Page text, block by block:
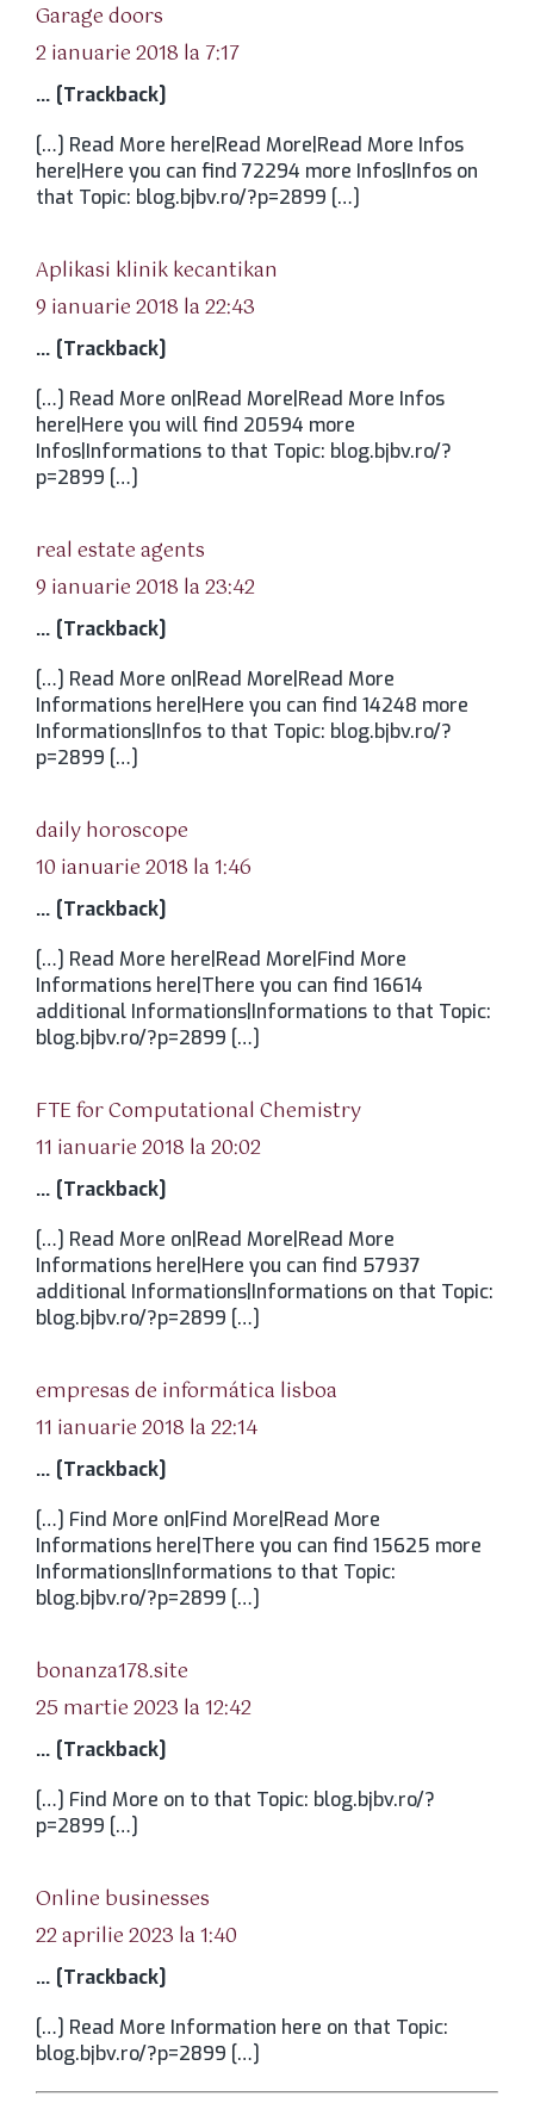
Garage doors
2 ianuarie 2018 la 7:17
… [Trackback]
[…] Read More here|Read More|Read More Infos
here|Here you can find 72294 more Infos|Infos on
that Topic: blog.bjbv.ro/?p=2899 […]
Aplikasi klinik kecantikan
9 ianuarie 2018 la 22:43
… [Trackback]
[…] Read More on|Read More|Read More Infos
here|Here you will find 20594 more
Infos|Informations to that Topic: blog.bjbv.ro/?
p=2899 […]
real estate agents
9 ianuarie 2018 la 23:42
… [Trackback]
[…] Read More on|Read More|Read More
Informations here|Here you can find 14248 more
Informations|Infos to that Topic: blog.bjbv.ro/?
p=2899 […]
daily horoscope
10 ianuarie 2018 la 1:46
… [Trackback]
[…] Read More here|Read More|Find More
Informations here|There you can find 16614
additional Informations|Informations to that Topic:
blog.bjbv.ro/?p=2899 […]
FTE for Computational Chemistryspune:
11 ianuarie 2018 la 20:02
… [Trackback]
[…] Read More on|Read More|Read More
Informations here|Here you can find 57937
additional Informations|Informations on that Topic:
blog.bjbv.ro/?p=2899 […]
empresas de informática lisboa
11 ianuarie 2018 la 22:14
… [Trackback]
[…] Find More on|Find More|Read More
Informations here|There you can find 15625 more
Informations|Informations to that Topic:
blog.bjbv.ro/?p=2899 […]
bonanza178.site
25 martie 2023 la 12:42
… [Trackback]
[…] Find More on to that Topic: blog.bjbv.ro/?
p=2899 […]
Online businesses
22 aprilie 2023 la 1:40
… [Trackback]
[…] Read More Information here on that Topic:
blog.bjbv.ro/?p=2899 […]